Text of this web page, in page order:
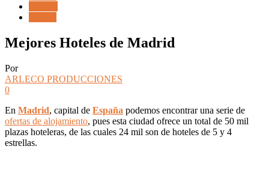
Mejores Hoteles de Madrid
Por
ARLECO PRODUCCIONES
0
En Madrid, capital de España podemos encontrar una serie de
ofertas de alojamiento, pues esta ciudad ofrece un total de 50 mil
plazas hoteleras, de las cuales 24 mil son de hoteles de 5 y 4
estrellas.